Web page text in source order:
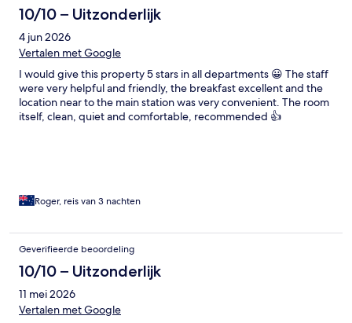
10/10 – Uitzonderlijk
4 jun 2026
Vertalen met Google
I would give this property 5 stars in all departments 😀 The staff
were very helpful and friendly, the breakfast excellent and the
location near to the main station was very convenient. The room
itself, clean, quiet and comfortable, recommended 👍
Roger, reis van 3 nachten
Geverifieerde beoordeling
10/10 – Uitzonderlijk
11 mei 2026
Vertalen met Google